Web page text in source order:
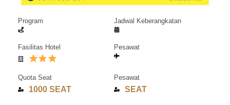
Program Jadwal Keberangkatan
Fasilitas Hotel Pesawat
Quota Seat
1000 SEAT
Pesawat
SEAT